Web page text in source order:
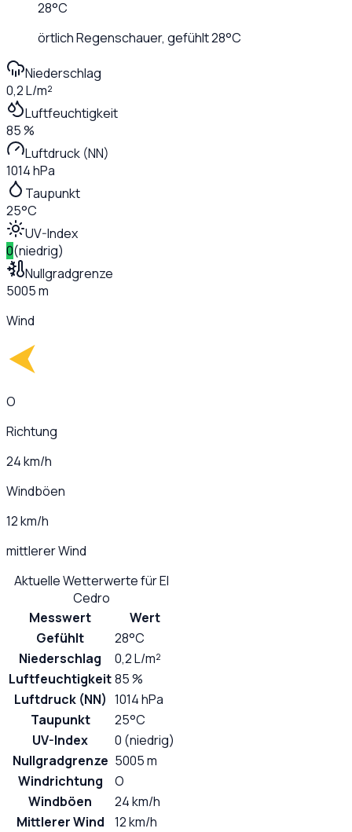
28°C
örtlich Regenschauer, gefühlt28°C
Niederschlag
0,2 L/m²
Luftfeuchtigkeit
85 %
Luftdruck (NN)
1014 hPa
Taupunkt
25°C
UV-Index
0(niedrig)
Nullgradgrenze
5005 m
Wind
O
Richtung
24 km/h
Windböen
12 km/h
mittlerer Wind
Aktuelle Wetterwerte fürEl
Cedro
Messwert
Wert
Gefühlt
28°C
Niederschlag
0,2 L/m²
Luftfeuchtigkeit85 %
Luftdruck (NN) 1014 hPa
Taupunkt
25°C
UV-Index
0 (niedrig)
Nullgradgrenze 5005 m
Windrichtung
O
Windböen
24 km/h
Mittlerer Wind
12 km/h